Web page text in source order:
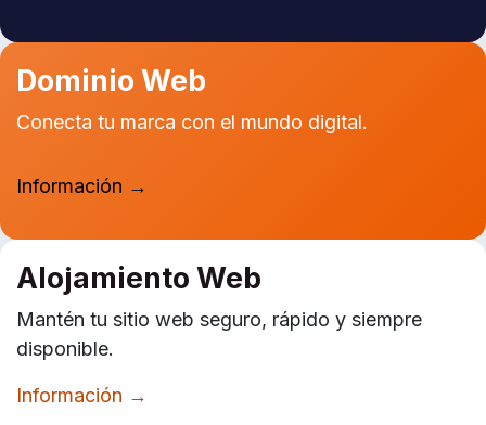
Dominio Web
Conecta tu marca con el mundo digital.
Información →
Alojamiento Web
Mantén tu sitio web seguro, rápido y siempre
disponible.
Información →